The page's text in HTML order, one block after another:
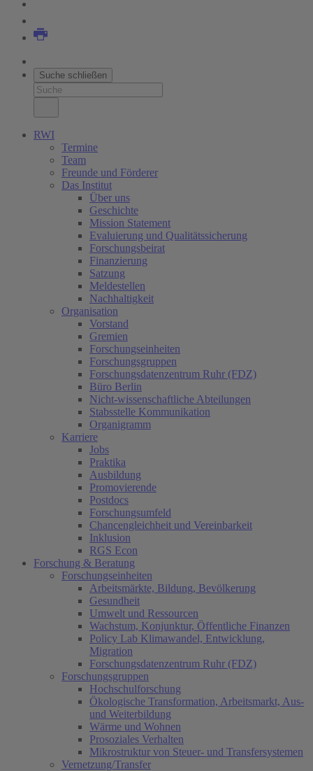
Suche schließen
RWI
Termine
Team
Freunde und Förderer
Das Institut
Über uns
Geschichte
Mission Statement
Evaluierung und Qualitätssicherung
Forschungsbeirat
Finanzierung
Satzung
Meldestellen
Nachhaltigkeit
Organisation
Vorstand
Gremien
Forschungseinheiten
Forschungsgruppen
Forschungsdatenzentrum Ruhr (FDZ)
Büro Berlin
Nicht-wissenschaftliche Abteilungen
Stabsstelle Kommunikation
Organigramm
Karriere
Jobs
Praktika
Ausbildung
Promovierende
Postdocs
Forschungsumfeld
Chancengleichheit und Vereinbarkeit
Inklusion
RGS Econ
Forschung & Beratung
Forschungseinheiten
Arbeitsmärkte, Bildung, Bevölkerung
Gesundheit
Umwelt und Ressourcen
Wachstum, Konjunktur, Öffentliche Finanzen
Policy Lab Klimawandel, Entwicklung,
Migration
Forschungsdatenzentrum Ruhr (FDZ)
Forschungsgruppen
Hochschulforschung
Ökologische Transformation, Arbeitsmarkt, Aus-
und Weiterbildung
Wärme und Wohnen
Prosoziales Verhalten
Mikrostruktur von Steuer- und Transfersystemen
Vernetzung/Transfer